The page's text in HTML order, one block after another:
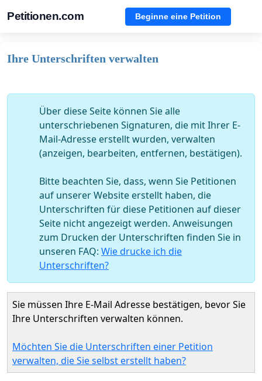
Petitionen.com Beginne eine Petition
Ihre Unterschriften verwalten
Über diese Seite können Sie alle
unterschriebenen Signaturen, die mit Ihrer E-
Mail-Adresse erstellt wurden, verwalten
(anzeigen, bearbeiten, entfernen, bestätigen).
Bitte beachten Sie, dass, wenn Sie Petitionen
auf unserer Website erstellt haben, die
Unterschriften für diese Petitionen auf dieser
Seite nicht angezeigt werden. Anweisungen
zum Drucken der Unterschriften finden Sie in
unseren FAQ: Wie drucke ich die
Unterschriften?
Sie müssen Ihre E-Mail Adresse bestätigen, bevor Sie
Ihre Unterschriften verwalten können.
Möchten Sie die Unterschriften einer Petition
verwalten, die Sie selbst erstellt haben?